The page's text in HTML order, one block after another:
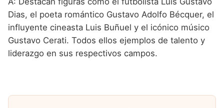
Dias, el poeta romántico Gustavo Adolfo Bécquer, el
influyente cineasta Luis Buñuel y el icónico músico
Gustavo Cerati. Todos ellos ejemplos de talento y
liderazgo en sus respectivos campos.